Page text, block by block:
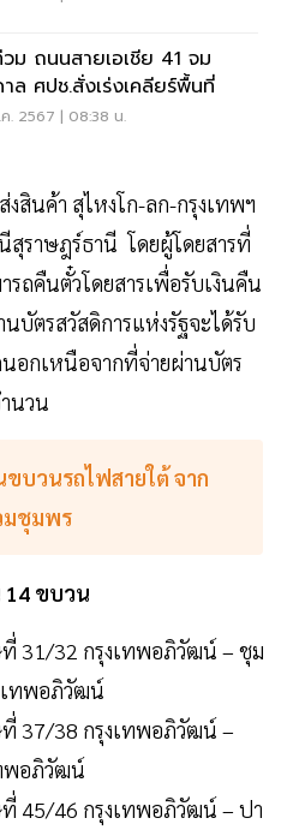
ม ถนนสายเอเชีย 41 จม
ล ศปช.สั่งเร่งเคลียร์พื้นที่
ค. 2567 | 08:38 น.
สินค้า สุไหงโก-ลก-กรุงเทพฯ
ราษฎร์ธานี โดยผู้โดยสารที่
รถคืนตั๋วโดยสารเพื่อรับเงินคืน
บัตรสวัสดิการแห่งรัฐจะได้รับ
อกเหนือจากที่จ่ายผ่านบัตร
นวน
ขบวนรถไฟสายใต้จาก
ชุมพร
14 ขบวน
31/32 กรุงเทพอภิวัฒน์ – ชุม
เทพอภิวัฒน์
37/38 กรุงเทพอภิวัฒน์ –
พอภิวัฒน์
45/46 กรุงเทพอภิวัฒน์ – ปา